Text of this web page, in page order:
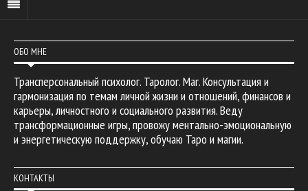
ОБО МНЕ
Трансперсональный психолог. Таролог. Маг. Консультация и
гармонизация по темам личной жизни и отношений, финансов и
карьеры, личностного и социального развития. Веду
трансформационные игры, провожу ментально-эмоциональную
и энергетическую поддержку, обучаю Таро и магии.
КОНТАКТЫ